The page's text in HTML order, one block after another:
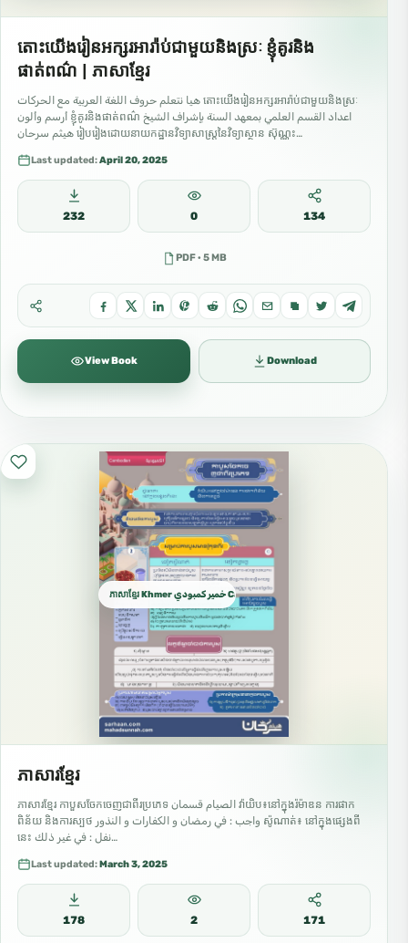
តោះយើងរៀនអក្សរអារ៉ាប់ជាមួយនិងស្រៈ ខ្ញុំគូរនិង
ផាត់ពណ៌ | ភាសាខ្មែរ
هيثم سرحان រៀបរៀងដោយនាយកដ្ឋានវិទ្យាសាស្ត្រនៃវិទ្យាស្ថាន ស៊ុណ្ណះ…
Last updated:April 20, 2025
232 0 134
PDF · 5 MB
View Book Download
ភាសាខ្មែរ Khmer خمير كمبودي Cambodian
ភាសារខ្មែរ
ភាសារខ្មែរ កាបួសចែកចេញជាពីរប្រភេទ الصيام قسمان វ៉ាយិប៖នៅក្នុងរ៉ម៉ាឌន ការផាក
ពិន័យ និងការស្បថ واجب : في رمضان و الكفارات و النذور ស៉ូណាត់៖ នៅក្នុងផ្សេងពី
នេះ نفل : في غير ذلك…
Last updated:March 3, 2025
178 2 171